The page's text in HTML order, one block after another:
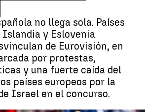
no llega sola. Países
Islandia y Eslovenia
de Eurovisión, en
por protestas,
y una fuerte caída del
países europeos por la
Israel en el concurso.